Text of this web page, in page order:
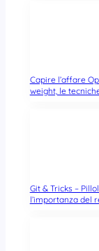
Capire l’affare
weight, le
Git & Tricks –
l’importanza del